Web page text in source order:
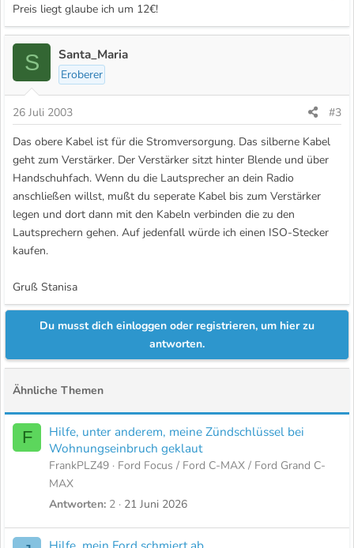
Preis liegt glaube ich um 12€!
S Santa_Maria
Eroberer
26 Juli 2003
#3
Das obere Kabel ist für die Stromversorgung. Das silberne Kabel
geht zum Verstärker. Der Verstärker sitzt hinter Blende und über
Handschuhfach. Wenn du die Lautsprecher an dein Radio
anschließen willst, mußt du seperate Kabel bis zum Verstärker
legen und dort dann mit den Kabeln verbinden die zu den
Lautsprechern gehen. Auf jedenfall würde ich einen ISO-Stecker
kaufen.
Gruß Stanisa
Du musst dich einloggen oder registrieren, um hier zu
antworten.
Ähnliche Themen
F
Hilfe, unter anderem, meine Zündschlüssel bei
Wohnungseinbruch geklaut
FrankPLZ49
Ford Focus / Ford C-MAX / Ford Grand C-
MAX
Antworten 2 21 Juni 2026